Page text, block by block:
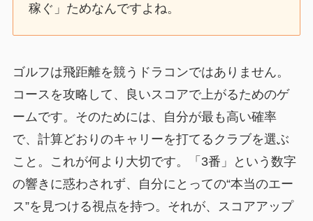
稼ぐ」ためなんですよね。
ゴルフは飛距離を競うドラコンではありません。
コースを攻略して、良いスコアで上がるためのゲ
ームです。そのためには、自分が最も高い確率
で、計算どおりのキャリーを打てるクラブを選ぶ
こと。これが何より大切です。「3番」という数字
の響きに惑わされず、自分にとっての“本当のエー
ス”を見つける視点を持つ。それが、スコアアップ